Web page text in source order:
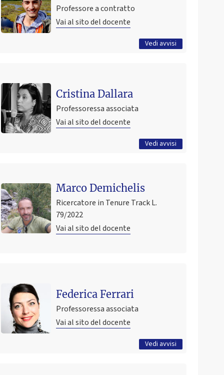
Professore a contratto
Vai al sito del docente
Vedi avvisi
Tutti gli avvisi
Cristina Dallara
Professoressa associata
Vai al sito del docente
Vedi avvisi
APPELLO STRAORDINARIO PER EMERGENZA
20 giugno 2023 16:16
Tutti gli avvisi
Marco Demichelis
Ricercatore in Tenure Track L.
79/2022
Vai al sito del docente
Federica Ferrari
Professoressa associata
Vai al sito del docente
Vedi avvisi
English Academic Speaking Skills & Public Speaking
con Christina O'Sullivan (Trasversale Ferrari - Mitzel)
3 aprile 2026 11:43
Tutti gli avvisi